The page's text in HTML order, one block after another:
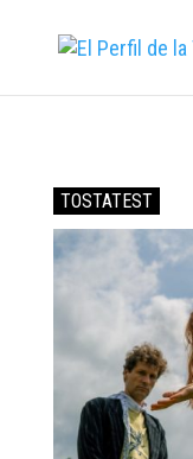
TOSTATEST